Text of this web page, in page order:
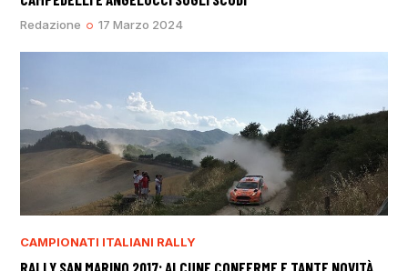
Redazione 17 Marzo 2024
CAMPIONATI ITALIANI RALLY